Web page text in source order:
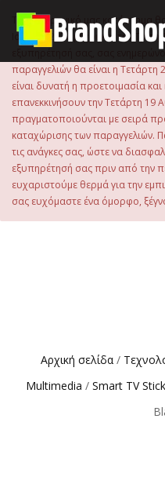
περιεχόμενο
Το ηλεκτρονικό μας κατάστημα
Ιουλίου 2026 μέχρι και την
εξυπηρέτησή σας, σας
παραγγελιών θα είναι η Τετάρτη
είναι δυνατή η προετοιμασία
επανεκκινήσουν την Τετάρτη 19
πραγματοποιούνται με σειρά
καταχώρισης των παραγγελιών.
τις ανάγκες σας, ώστε να
εξυπηρέτησή σας πριν από την
ευχαριστούμε θερμά για την
σας ευχόμαστε ένα όμορφο,
Αρχική σελίδα/
Multimedia / Smart TV Stick